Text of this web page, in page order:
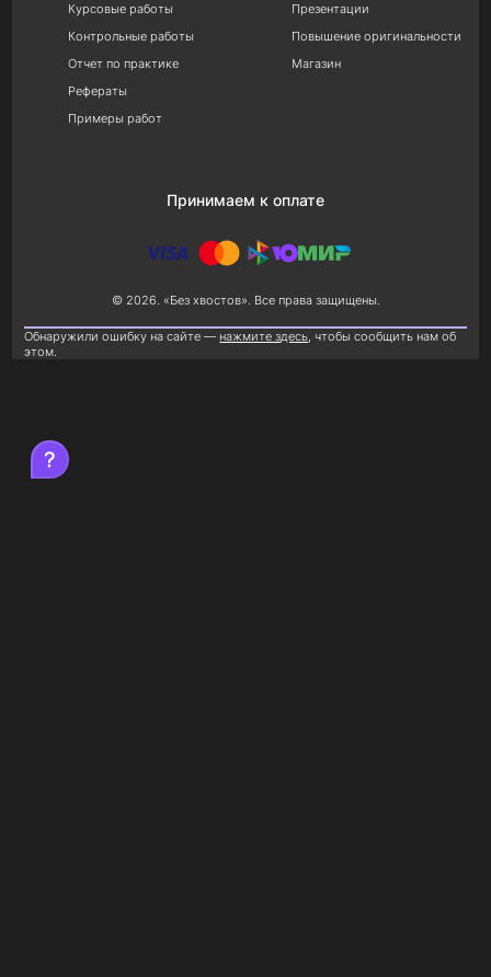
Курсовые работы
Контрольные работы
Отчет по практике
Рефераты
Примеры работ
Презентации
Повышение оригинальности
Магазин
Принимаем к оплате
© 2026. «Без хвостов». Все права защищены.
Обнаружили ошибку на сайте — нажмите здесь, чтобы сообщить нам об
этом.